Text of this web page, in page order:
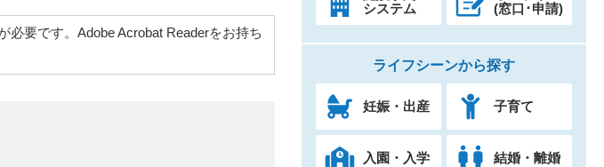
必要です。Adobe Acrobat Readerをお持ち
システム
(窓口･申請)
ライフシーンから探す
妊娠・出産 子育て
入園・入学 結婚・離婚